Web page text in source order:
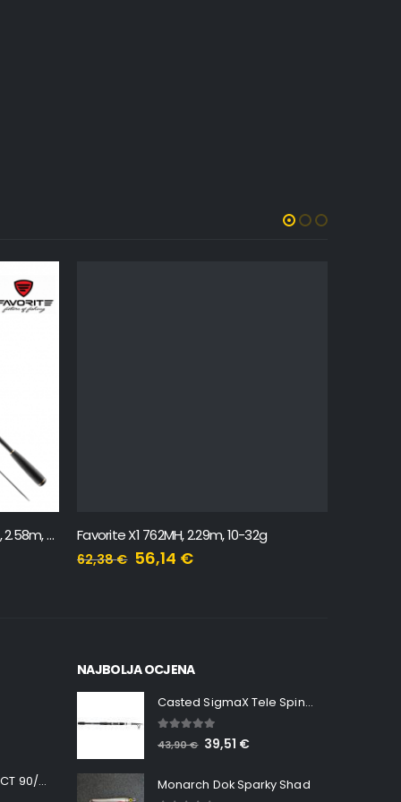
Favorite New Skyline SKYA-862M, 2.58m, 8-24g Favorite X1 762MH, 2.29m, 10-32g
62,38€ 56,14 €
Minn Kota RT INSTINCT 90/115 WR QUEST
NAJBOLJA OCJENA
Casted SigmaX Tele Spin, 300cm, 40-80gr
out of 5
43,90€ 39,51 €
Monarch Dok Sparky Shad